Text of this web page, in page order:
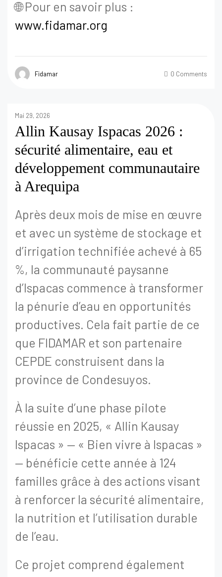
🌐 Pour en savoir plus :
www.fidamar.org
Fidamar 0 Comments
Mai 29, 2026
Allin Kausay Ispacas 2026 :
sécurité alimentaire, eau et
développement communautaire
à Arequipa
Après deux mois de mise en œuvre
et avec un système de stockage et
d’irrigation technifiée achevé à 65
%, la communauté paysanne
d’Ispacas commence à transformer
la pénurie d’eau en opportunités
productives. Cela fait partie de ce
que FIDAMAR et son partenaire
CEPDE construisent dans la
province de Condesuyos.
À la suite d’une phase pilote
réussie en 2025, « Allin Kausay
Ispacas » — « Bien vivre à Ispacas »
— bénéficie cette année à 124
familles grâce à des actions visant
à renforcer la sécurité alimentaire,
la nutrition et l’utilisation durable
de l’eau.
Ce projet comprend également